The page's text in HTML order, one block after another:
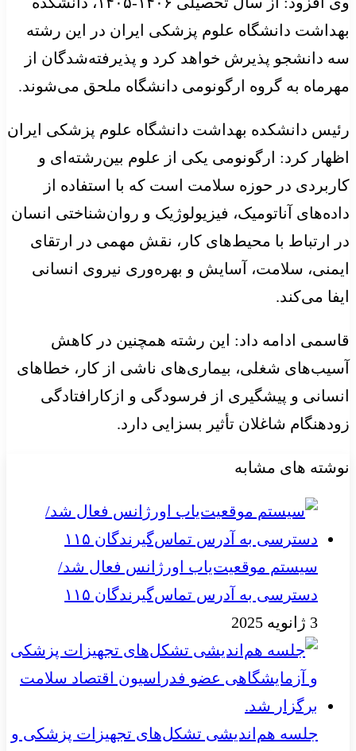
بهداشت دانشگاه علوم پزشکی ایران در این رشته
سه دانشجو پذیرش خواهد کرد و پذیرفته‌شدگان از
مهرماه به گروه ارگونومی دانشگاه ملحق می‌شوند.
رئیس دانشکده بهداشت دانشگاه علوم پزشکی ایران
اظهار کرد: ارگونومی یکی از علوم بین‌رشته‌ای و
کاربردی در حوزه سلامت است که با استفاده از
داده‌های آناتومیک، فیزیولوژیک و روان‌شناختی انسان
در ارتباط با محیط‌های کار، نقش مهمی در ارتقای
ایمنی، سلامت، آسایش و بهره‌وری نیروی انسانی
ایفا می‌کند.
قاسمی ادامه داد: این رشته همچنین در کاهش
آسیب‌های شغلی، بیماری‌های ناشی از کار، خطاهای
انسانی و پیشگیری از فرسودگی و ازکارافتادگی
زودهنگام شاغلان تأثیر بسزایی دارد.
نوشته های مشابه
سیستم موقعیت‌یاب اورژانس فعال شد/
دسترسی به آدرس تماس‌گیرندگان ۱۱۵
3 ژانویه 2025
جلسه هم‌اندیشی تشکل‌های تجهیزات پزشکی و